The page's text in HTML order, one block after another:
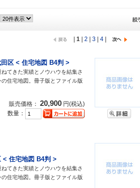
1| 2 3| 4|
区 < 住宅地図 B4判 >
てきた実績とノウハウを結集さ
住宅地図。冊子版とファイル版
販売価格： 20,900 円(税込)
数量：
< 住宅地図 B4判 >
てきた実績とノウハウを結集さ
住宅地図。冊子版とファイル版